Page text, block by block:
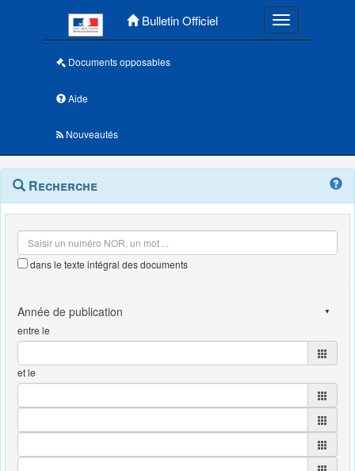
Bulletin Officiel Toggle
Documents opposables
Aide
Nouveautés
Navigation
outils
Menu
contextuel
Recherche
dans le texte intégral des documents
entre le
et le